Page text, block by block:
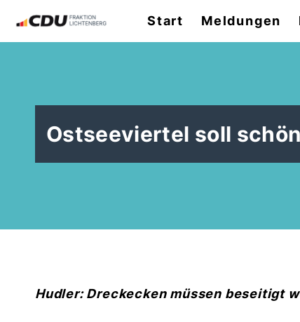
Start Meldungen
Ostseeviertel soll
Hudler: Dreckecken müssen beseitigt